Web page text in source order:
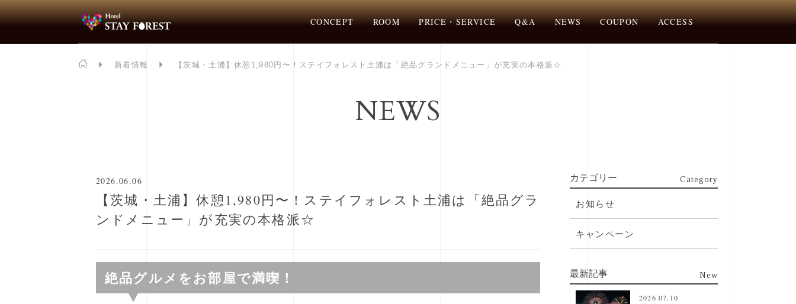
CONCEPT ROOM PRICE・SERVICE Q&A NEWS COUPON ACCESS
▶ 新着情報 ▶ 【茨城・土浦】休憩1,980円〜！ステイフォレスト土浦は「絶品グランドメニュー」が充実の本格派☆
NEWS
2026.06.06
【茨城・土浦】休憩1,980円〜！ステイフォレスト土浦は「絶品グラ
ンドメニュー」が充実の本格派☆
絶品グルメをお部屋で満喫！
カテゴリー Category
お知らせ
キャンペーン
最新記事 New
2026.07.10